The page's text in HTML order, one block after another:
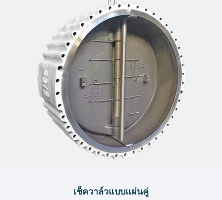
เช็ควาล์วแบบแผ่นคู่